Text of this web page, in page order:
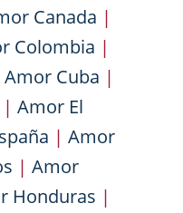
Canada |
Colombia |
Amor Cuba |
Amor El
| Amor
| Amor
Honduras |